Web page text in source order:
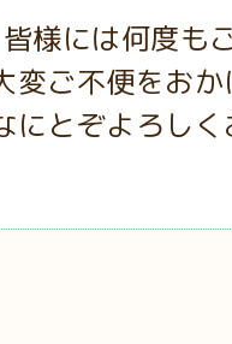
皆様には何度も
変ご不便をお
にとぞよろしく